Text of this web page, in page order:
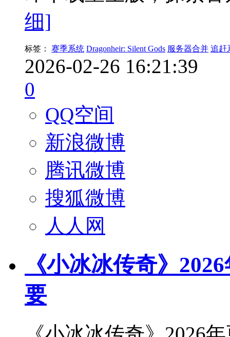
细]
标签： 赛季系统 Dragonheir: Silent Gods 服务器合并 追赶
2026-02-26 16:21:39
0
QQ空间
新浪微博
腾讯微博
搜狐微博
人人网
《小冰冰传奇》
要